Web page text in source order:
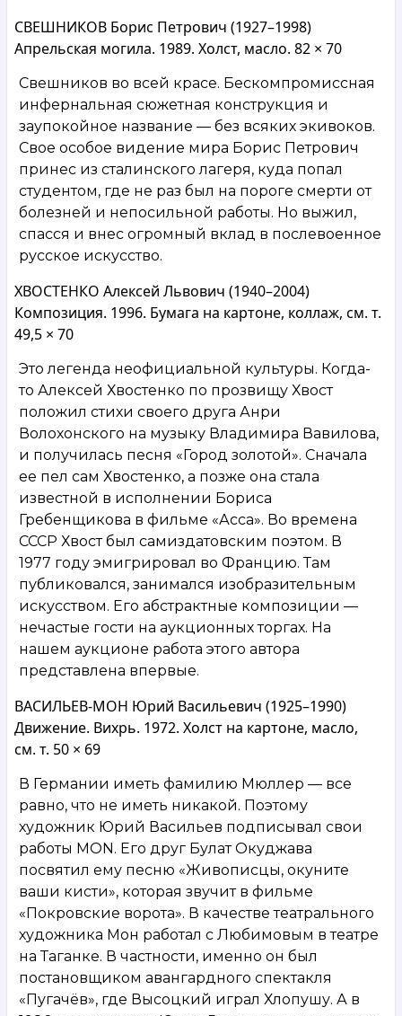
СВЕШНИКОВ Борис Петрович (1927–1998)
Апрельская могила. 1989. Холст, масло. 82 × 70
Свешников во всей красе. Бескомпромиссная
инфернальная сюжетная конструкция и
заупокойное название — без всяких экивоков.
Свое особое видение мира Борис Петрович
принес из сталинского лагеря, куда попал
студентом, где не раз был на пороге смерти от
болезней и непосильной работы. Но выжил,
спасся и внес огромный вклад в послевоенное
русское искусство.
ХВОСТЕНКО Алексей Львович (1940–2004)
Композиция. 1996. Бумага на картоне, коллаж, см. т.
49,5 × 70
Это легенда неофициальной культуры. Когда-
то Алексей Хвостенко по прозвищу Хвост
положил стихи своего друга Анри
Волохонского на музыку Владимира Вавилова,
и получилась песня «Город золотой». Сначала
ее пел сам Хвостенко, а позже она стала
известной в исполнении Бориса
Гребенщикова в фильме «Асса». Во времена
СССР Хвост был самиздатовским поэтом. В
1977 году эмигрировал во Францию. Там
публиковался, занимался изобразительным
искусством. Его абстрактные композиции —
нечастые гости на аукционных торгах. На
нашем аукционе работа этого автора
представлена впервые.
ВАСИЛЬЕВ-МОН Юрий Васильевич (1925–1990)
Движение. Вихрь. 1972. Холст на картоне, масло,
см. т. 50 × 69
В Германии иметь фамилию Мюллер — все
равно, что не иметь никакой. Поэтому
художник Юрий Васильев подписывал свои
работы MON. Его друг Булат Окуджава
посвятил ему песню «Живописцы, окуните
ваши кисти», которая звучит в фильме
«Покровские ворота». В качестве театрального
художника Мон работал с Любимовым в театре
на Таганке. В частности, именно он был
постановщиком авангардного спектакля
«Пугачёв», где Высоцкий играл Хлопушу. А в